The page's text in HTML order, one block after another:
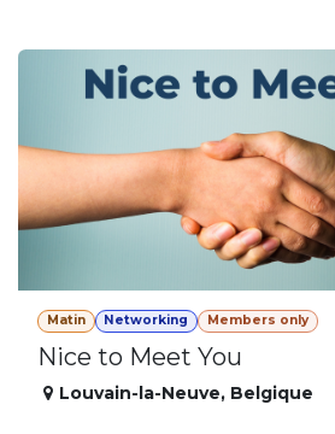
Matin Networking Members only
Nice to Meet You
Louvain-la-Neuve, Belgique